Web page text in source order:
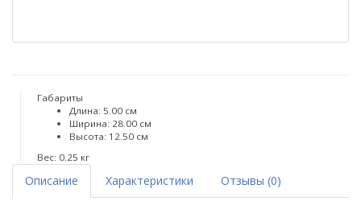
Габариты
Длина: 5.00 см
Ширина: 28.00 см
Высота: 12.50 см
Вес: 0.25 кг
Описание Характеристики Отзывы (0)